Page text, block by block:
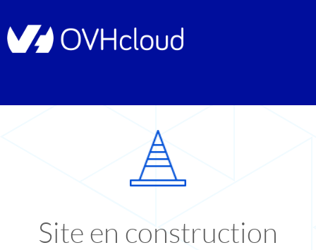
Site en construction